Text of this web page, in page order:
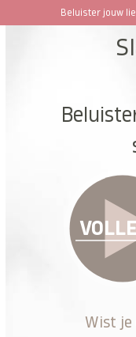
Beluister jouw
Open
Close
Wist je